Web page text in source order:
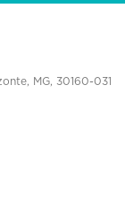
MG, 30160-031